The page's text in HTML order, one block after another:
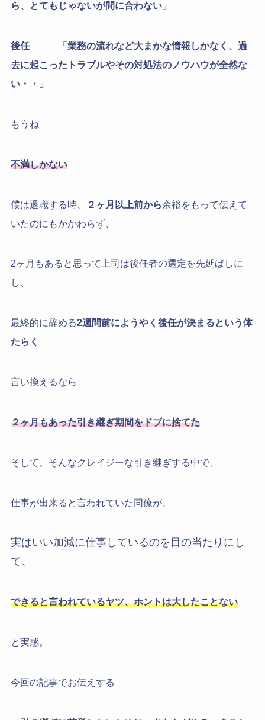
ら、とてもじゃないが間に合わない」
後任
「業務の流れなど大まかな情報しかなく、過
去に起こったトラブルやその対処法のノウハウが全然な
い・・」
もうね
不満しかない
僕は退職する時、 ２ヶ月以上前から余裕をもって伝えて
いたのにもかかわらず、
2ヶ月もあると思って上司は後任者の選定を先延ばしに
し、
最終的に辞める2週間前にようやく後任が決まるという体
たらく
言い換えるなら
２ヶ月もあった引き継ぎ期間をドブに捨てた
そして、そんなクレイジーな引き継ぎする中で、
仕事が出来ると言われていた同僚が、
実はいい加減に仕事しているのを目の当たりにし
て、
できると言われているヤツ、ホントは大したことない
と実感。
今回の記事でお伝えする